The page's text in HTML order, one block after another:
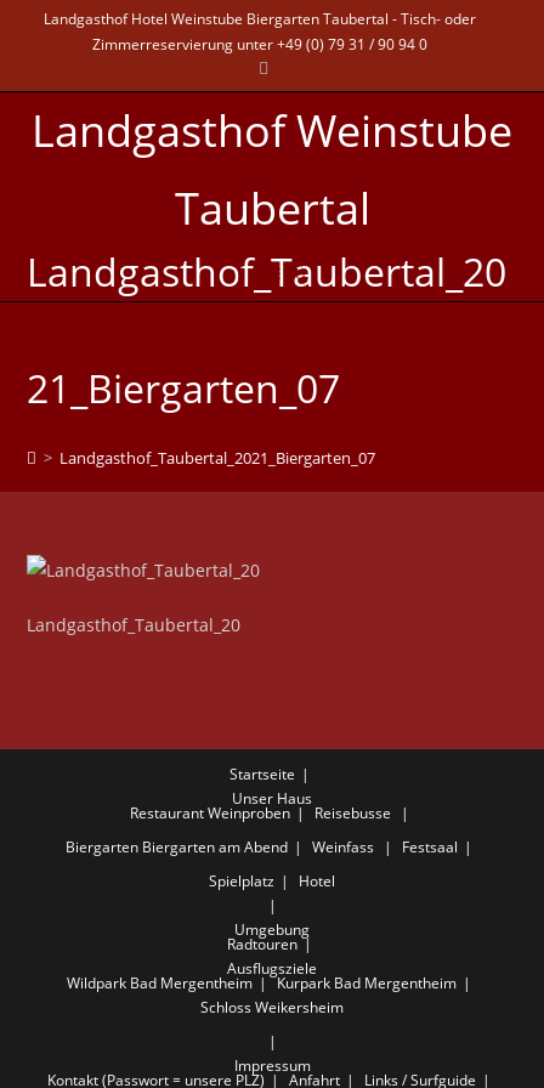
Landgasthof Hotel Weinstube Biergarten Taubertal - Tisch- oder
Zimmerreservierung unter +49 (0) 79 31 / 90 94 0
Landgasthof Weinstube
Taubertal
MENÜ
Landgasthof_Taubertal_20
21_Biergarten_07
> Landgasthof_Taubertal_2021_Biergarten_07
Landgasthof_Taubertal_20
Startseite
Unser Haus
Restaurant Weinproben
Reisebusse
Biergarten Biergarten am Abend Weinfass
Festsaal
Spielplatz
Hotel
Umgebung
Radtouren
Ausflugsziele
Wildpark Bad Mergentheim
Kurpark Bad Mergentheim
Schloss Weikersheim
Impressum
Kontakt (Passwort = unsere PLZ) Anfahrt Links / Surfguide